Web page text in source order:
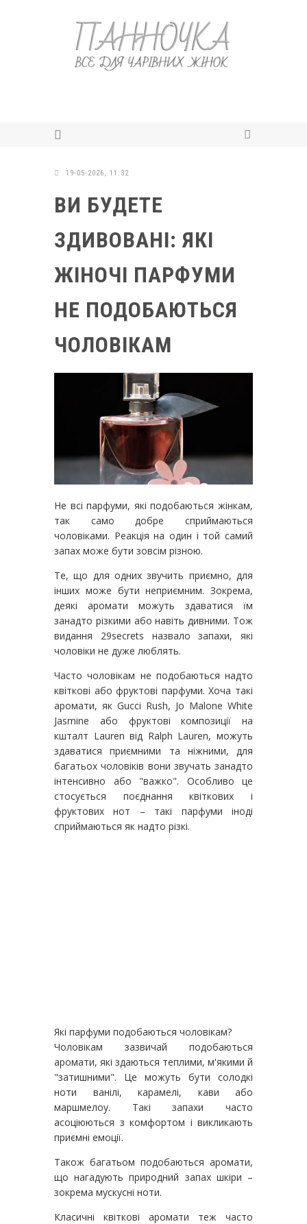
19-05-2026, 11:32
ВИ БУДЕТЕ
ЗДИВОВАНІ: ЯКІ
ЖІНОЧІ ПАРФУМИ
НЕ ПОДОБАЮТЬСЯ
ЧОЛОВІКАМ
Не всі парфуми, які подобаються жінкам,
так само добре сприймаються
чоловіками. Реакція на один і той самий
запах може бути зовсім різною.
Те, що для одних звучить приємно, для
інших може бути неприємним. Зокрема,
деякі аромати можуть здаватися їм
занадто різкими або навіть дивними. Тож
видання 29secrets назвало запахи, які
чоловіки не дуже люблять.
Часто чоловікам не подобаються надто
квіткові або фруктові парфуми. Хоча такі
аромати, як Gucci Rush, Jo Malone White
Jasmine або фруктові композиції на
кшталт Lauren від Ralph Lauren, можуть
здаватися приємними та ніжними, для
багатьох чоловіків вони звучать занадто
інтенсивно або "важко". Особливо це
стосується поєднання квіткових і
фруктових нот – такі парфуми іноді
сприймаються як надто різкі.
Які парфуми подобаються чоловікам?
Чоловікам зазвичай подобаються
аромати, які здаються теплими, м'якими й
"затишними". Це можуть бути солодкі
ноти ванілі, карамелі, кави або
маршмелоу. Такі запахи часто
асоціюються з комфортом і викликають
приємні емоції.
Також багатьом подобаються аромати,
що нагадують природний запах шкіри –
зокрема мускусні ноти.
Класичні квіткові аромати теж часто